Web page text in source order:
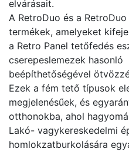
elvárásait.
A RetroDuo és a
termékek, amelyeket
a Retro Panel tetőfedés
cserepeslemezek hasonló
beépíthetőségével
Ezek a fém tető típusok
megjelenésűek, és
otthonokba, ahol
Lakó- vagykereskedelmi
homlokzatburkolására